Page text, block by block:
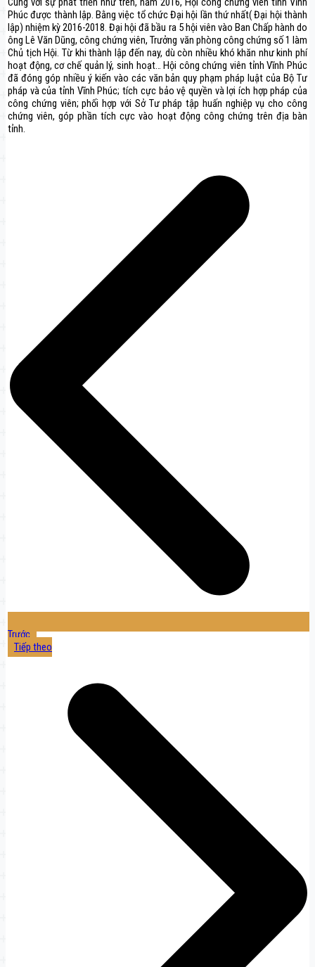
Phúc được thành lập. Bằng việc tổ chức Đại hội lần thứ nhất( Đại hội thành
lập) nhiệm kỳ 2016-2018. Đại hội đã bầu ra 5 hội viên vào Ban Chấp hành do
ông Lê Văn Dũng, công chứng viên, Trưởng văn phòng công chứng số 1 làm
Chủ tịch Hội. Từ khi thành lập đến nay, dù còn nhiều khó khăn như kinh phí
hoạt động, cơ chế quản lý, sinh hoạt… Hội công chứng viên tỉnh Vĩnh Phúc
đã đóng góp nhiều ý kiến vào các văn bản quy phạm pháp luật của Bộ Tư
pháp và của tỉnh Vĩnh Phúc; tích cực bảo vệ quyền và lợi ích hợp pháp của
công chứng viên; phối hợp với Sở Tư pháp tập huấn nghiệp vụ cho công
chứng viên, góp phần tích cực vào hoạt động công chứng trên địa bàn
tỉnh.
Trước
Tiếp theo